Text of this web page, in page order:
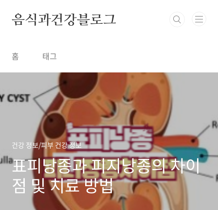
음식과건강블로그
홈 태그
건강 정보/피부 건강 정보
표피낭종과 피지낭종의 차이
점 및 치료 방법